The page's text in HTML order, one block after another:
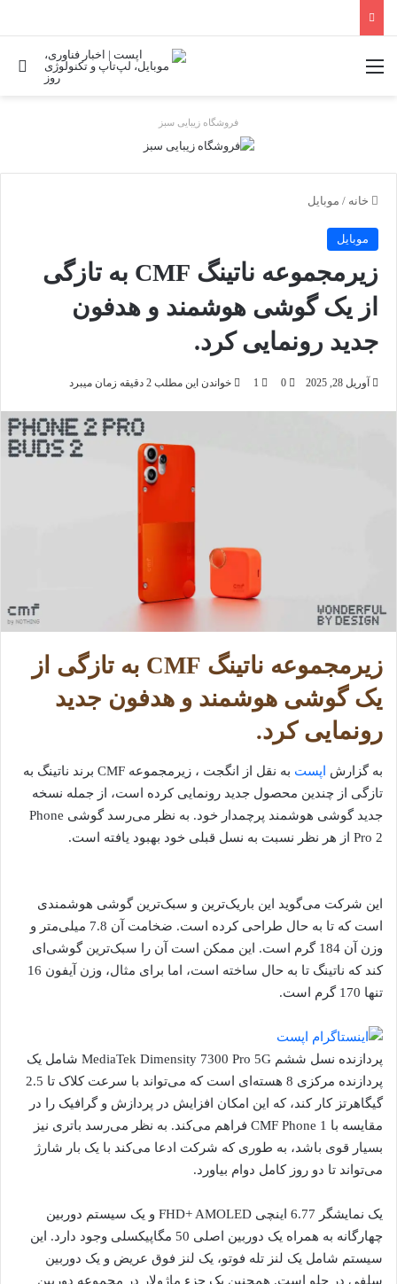
منو
فروشگاه زیبایی سبز
خانه / موبایل
موبایل
زیرمجموعه ناتینگ CMF به تازگی
از یک گوشی هوشمند و هدفون
جدید رونمایی کرد.
آوریل 28, 2025 0
1 خواندن این مطلب 2 دقیقه زمان میبرد
زیرمجموعه ناتینگ CMF به تازگی از
یک گوشی هوشمند و هدفون جدید
رونمایی کرد.
به گزارش اپست
به نقل از انگجت ، زیرمجموعه CMF برند ناتینگ به
تازگی از چندین محصول جدید رونمایی کرده است، از جمله نسخه
جدید گوشی هوشمند پرچمدار خود. به نظر می‌رسد گوشی Phone
Pro 2 از هر نظر نسبت به نسل قبلی خود بهبود یافته است.
این شرکت می‌گوید این باریک‌ترین و سبک‌ترین گوشی هوشمندی
است که تا به حال طراحی کرده است. ضخامت آن 7.8 میلی‌متر و
وزن آن 184 گرم است. این ممکن است آن را سبک‌ترین گوشی‌ای
کند که ناتینگ تا به حال ساخته است، اما برای مثال، وزن آیفون 16
تنها 170 گرم است.
پردازنده نسل ششم MediaTek Dimensity 7300 Pro 5G شامل یک
پردازنده مرکزی 8 هسته‌ای است که می‌تواند با سرعت کلاک تا 2.5
گیگاهرتز کار کند، که این امکان افزایش در پردازش و گرافیک را در
مقایسه با CMF Phone 1 فراهم می‌کند. به نظر می‌رسد باتری نیز
بسیار قوی باشد، به طوری که شرکت ادعا می‌کند با یک بار شارژ
می‌تواند تا دو روز کامل دوام بیاورد.
یک نمایشگر 6.77 اینچی FHD+ AMOLED و یک سیستم دوربین
چهارگانه به همراه یک دوربین اصلی 50 مگاپیکسلی وجود دارد. این
سیستم شامل یک لنز تله فوتو، یک لنز فوق عریض و یک دوربین
سلفی در جلو است. همچنین یک جزء ماژولار در مجموعه دوربین